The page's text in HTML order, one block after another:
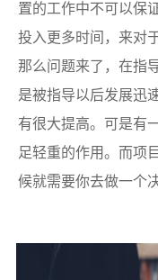
置的工作中不可以保
投入更多时间，来对
那么问题来了，在指
是被指导以后发展迅
有很大提高。可是有
足轻重的作用。而项
候就需要你去做一个